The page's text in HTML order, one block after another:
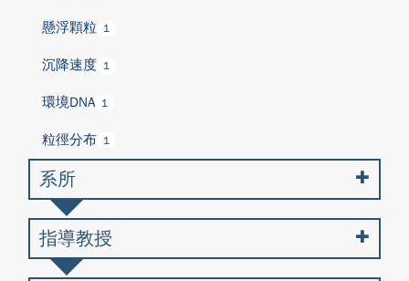
懸浮顆粒 1
沉降速度 1
環境DNA 1
粒徑分布 1
系所
指導教授